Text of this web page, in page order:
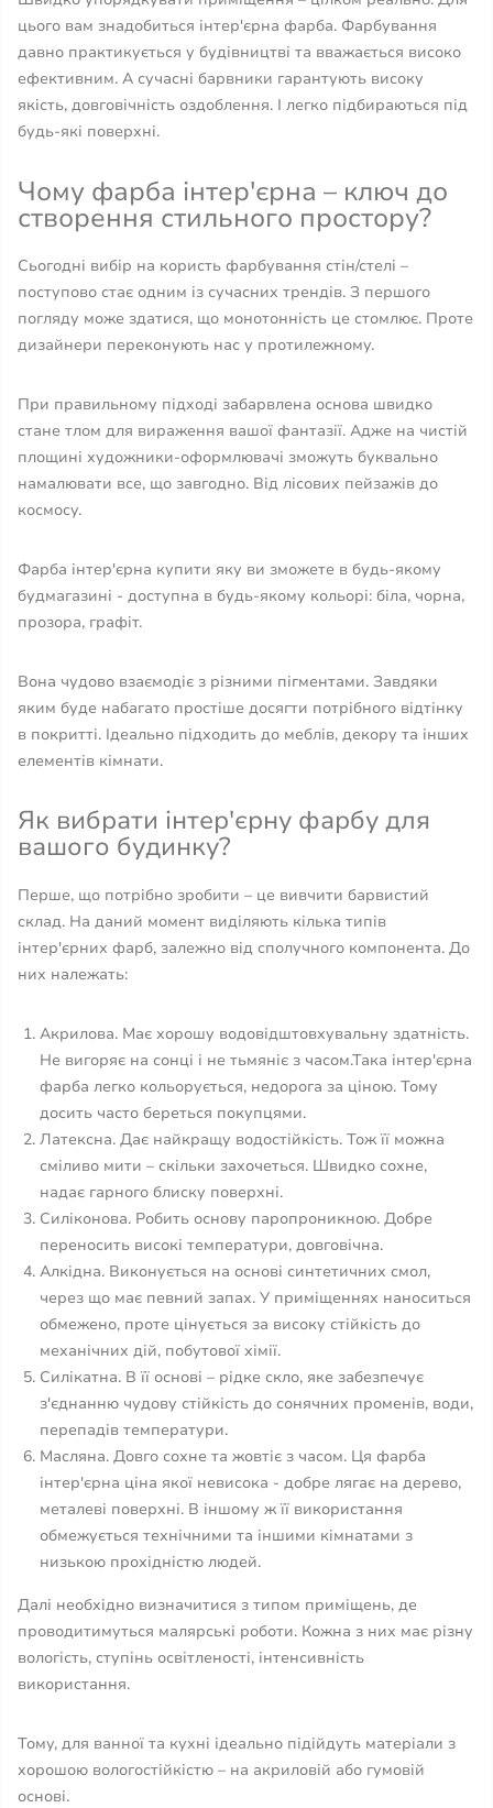
цього вам знадобиться інтер'єрна фарба. Фарбування
давно практикується у будівництві та вважається високо
ефективним. А сучасні барвники гарантують високу
якість, довговічність оздоблення. І легко підбираються під
будь-які поверхні.
Чому фарба інтер'єрна – ключ до
створення стильного простору?
Сьогодні вибір на користь фарбування стін/стелі –
поступово стає одним із сучасних трендів. З першого
погляду може здатися, що монотонність це стомлює. Проте
дизайнери переконують нас у протилежному.
При правильному підході забарвлена ​​основа швидко
стане тлом для вираження вашої фантазії. Адже на чистій
площині художники-оформлювачі зможуть буквально
намалювати все, що завгодно. Від лісових пейзажів до
космосу.
Фарба інтер'єрна купити яку ви зможете в будь-якому
будмагазині - доступна в будь-якому кольорі: біла, чорна,
прозора, графіт.
Вона чудово взаємодіє з різними пігментами. Завдяки
яким буде набагато простіше досягти потрібного відтінку
в покритті. Ідеально підходить до меблів, декору та інших
елементів кімнати.
Як вибрати інтер'єрну фарбу для
вашого будинку?
Перше, що потрібно зробити – це вивчити барвистий
склад. На даний момент виділяють кілька типів
інтер'єрних фарб, залежно від сполучного компонента. До
них належать:
Акрилова. Має хорошу водовідштовхувальну здатність.
Не вигоряє на сонці і не тьмяніє з часом.Така інтер'єрна
фарба легко кольорується, недорога за ціною. Тому
досить часто береться покупцями.
Латексна. Дає найкращу водостійкість. Тож її можна
сміливо мити – скільки захочеться. Швидко сохне,
надає гарного блиску поверхні.
Силіконова. Робить основу паропроникною. Добре
переносить високі температури, довговічна.
Алкідна. Виконується на основі синтетичних смол,
через що має певний запах. У приміщеннях наноситься
обмежено, проте цінується за високу стійкість до
механічних дій, побутової хімії.
Силікатна. В її основі – рідке скло, яке забезпечує
з'єднанню чудову стійкість до сонячних променів, води,
перепадів температури.
Масляна. Довго сохне та жовтіє з часом. Ця фарба
інтер'єрна ціна якої невисока - добре лягає на дерево,
металеві поверхні. В іншому ж її використання
обмежується технічними та іншими кімнатами з
низькою прохідністю людей.
Далі необхідно визначитися з типом приміщень, де
проводитимуться малярські роботи. Кожна з них має різну
вологість, ступінь освітленості, інтенсивність
використання.
Тому, для ванної та кухні ідеально підійдуть матеріали з
хорошою вологостійкістю – на акриловій або гумовій
основі.